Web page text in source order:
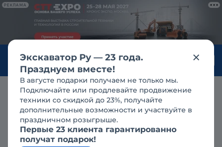
РЕКЛАМА
Войти
Продажа валочно-пакетирующие машины john deere
john deere в красноярске
John Deere 909K
Экскаватор Ру — 23 года.
Празднуем вместе!
В августе подарки получаем не только мы.
Подключайте или продлевайте продвижение
техники со скидкой до 23%, получайте
дополнительные возможности и участвуйте в
праздничном розыгрыше.
Первые 23 клиента гарантированно
получат подарок!